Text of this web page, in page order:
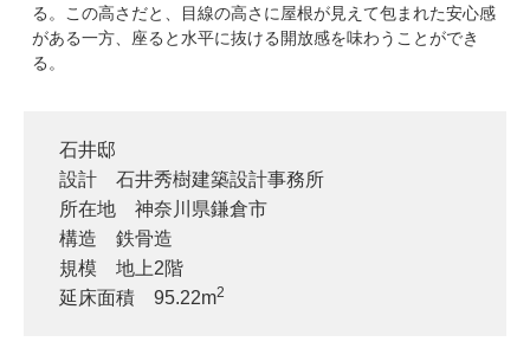
る。この高さだと、目線の高さに屋根が見えて包まれた安心感
がある一方、座ると水平に抜ける開放感を味わうことができ
る。
石井邸
設計 石井秀樹建築設計事務所
所在地 神奈川県鎌倉市
構造 鉄骨造
規模 地上2階
延床面積 95.22m2